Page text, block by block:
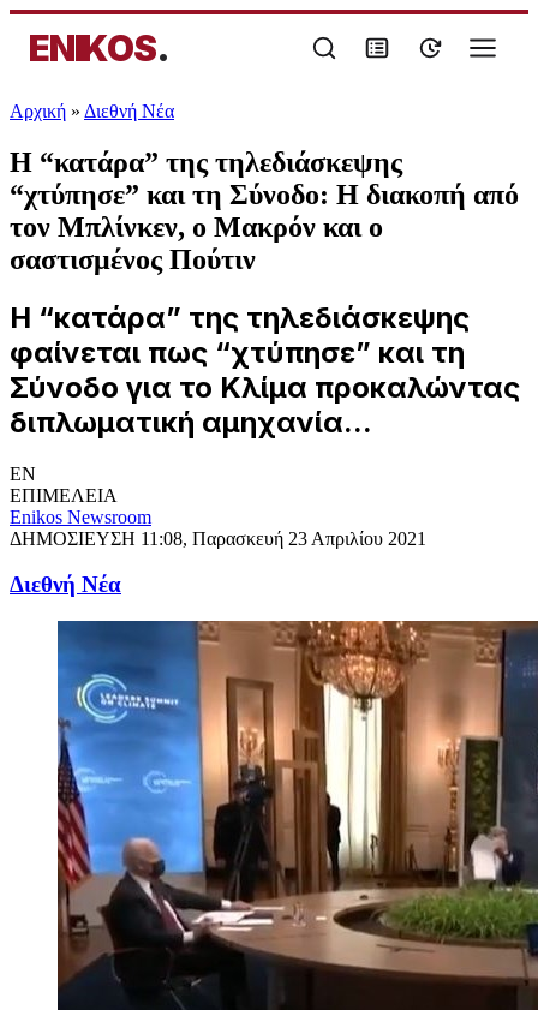
ENIKOS.
Αρχική » Διεθνή Νέα
Η “κατάρα” της τηλεδιάσκεψης
“χτύπησε” και τη Σύνοδο: Η διακοπή από
τον Μπλίνκεν, ο Μακρόν και ο
σαστισμένος Πούτιν
Η “κατάρα” της τηλεδιάσκεψης
φαίνεται πως “χτύπησε” και τη
Σύνοδο για το Κλίμα προκαλώντας
διπλωματική αμηχανία...
EN
ΕΠΙΜΕΛΕΙΑ
Enikos Newsroom
ΔΗΜΟΣΙΕΥΣΗ 11:08, Παρασκευή 23 Απριλίου 2021
Διεθνή Νέα